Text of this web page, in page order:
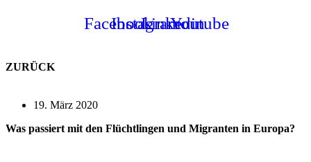
Facebook
Instagram
Linkedin
Youtube
ZURÜCK
19. März 2020
Was passiert mit den Flüchtlingen und Migranten in Europa?